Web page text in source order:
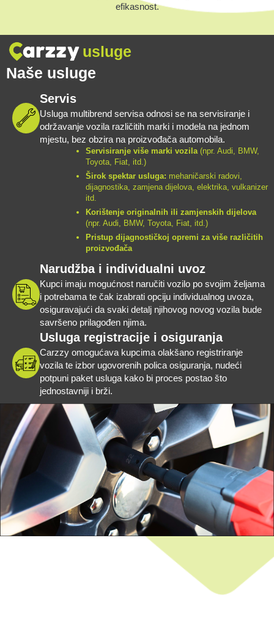
efikasnost.
usluge
Naše usluge
Servis
Usluga multibrend servisa odnosi se na servisiranje i
održavanje vozila različitih marki i modela na jednom
mjestu, bez obzira na proizvođača automobila.
Servisiranje više marki vozila(npr. Audi, BMW,
Toyota, Fiat, itd.)
Širok spektar usluga: mehaničarski radovi,
dijagnostika, zamjena dijelova, elektrika, vulkanizer
itd.
Korištenje originalnih ili zamjenskih dijelova
(npr. Audi, BMW, Toyota, Fiat, itd.)
Pristup dijagnostičkoj opremi za više različitih
proizvođača
Narudžba i individualni uvoz
Kupci imaju mogućnost naručiti vozilo po svojim željama
i potrebama te čak izabrati opciju individualnog uvoza,
osiguravajući da svaki detalj njihovog novog vozila bude
savršeno prilagođen njima.
Usluga registracije i osiguranja
Carzzy omogućava kupcima olakšano registriranje
vozila te izbor ugovorenih polica osiguranja, nudeći
potpuni paket usluga kako bi proces postao što
jednostavniji i brži.